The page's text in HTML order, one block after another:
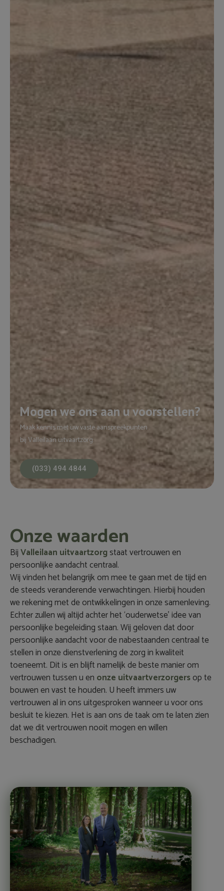
Mogen we ons aan u voorstellen?
Maak kennis met uw vaste aanspreekpunten
bij Valleilaan uitvaartzorg.
(033) 494 4844
Onze waarden
BijValleilaan uitvaartzorgstaat vertrouwen en
persoonlijke aandacht centraal.
Wij vinden het belangrijk om mee te gaan met de tijd en
de steeds veranderende verwachtingen. Hierbij houden
we rekening met de ontwikkelingen in onze samenleving.
Echter zullen wij altijd achter het ‘ouderwetse’ idee van
persoonlijke begeleiding staan. Wij geloven dat door
persoonlijke aandacht voor de nabestaanden centraal te
stellen in onze dienstverlening de zorg in kwaliteit
toeneemt. Dit is en blijft namelijk de beste manier om
vertrouwen tussen u en onze uitvaartverzorgersop te
bouwen en vast te houden. U heeft immers uw
vertrouwen al in ons uitgesproken wanneer u voor ons
besluit te kiezen. Het is aan ons de taak om te laten zien
dat we dit vertrouwen nooit mogen en willen
beschadigen.